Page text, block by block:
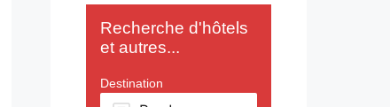
Recherche d'hôtels
et autres...
Destination